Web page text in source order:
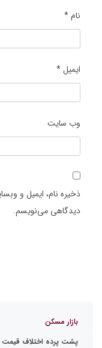
نام*
ایمیل*
وب‌ سایت
ذخیره نام، ایمیل و
دیدگاهی می‌نویسم.
بازار مسکن
پشت پرده اختلاف